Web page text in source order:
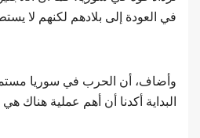
في العودة إلى بلادهم لكنهم لا
وأضاف، أن الحرب في سوريا
البداية أكدنا أن أهم عملية هناك